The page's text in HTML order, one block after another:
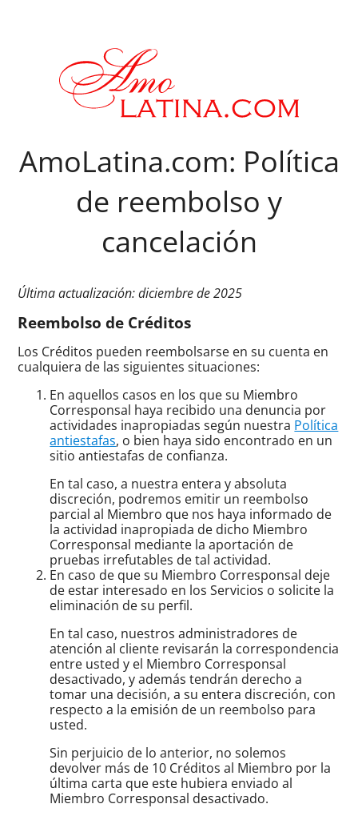
AmoLatina.com: Política
de reembolso y
cancelación
Última actualización: diciembre de 2025
Reembolso de Créditos
Los Créditos pueden reembolsarse en su cuenta en
cualquiera de las siguientes situaciones:
En aquellos casos en los que su Miembro
Corresponsal haya recibido una denuncia por
actividades inapropiadas según nuestra Política
antiestafas, o bien haya sido encontrado en un
sitio antiestafas de confianza.
En tal caso, a nuestra entera y absoluta
discreción, podremos emitir un reembolso
parcial al Miembro que nos haya informado de
la actividad inapropiada de dicho Miembro
Corresponsal mediante la aportación de
pruebas irrefutables de tal actividad.
En caso de que su Miembro Corresponsal deje
de estar interesado en los Servicios o solicite la
eliminación de su perfil.
En tal caso, nuestros administradores de
atención al cliente revisarán la correspondencia
entre usted y el Miembro Corresponsal
desactivado, y además tendrán derecho a
tomar una decisión, a su entera discreción, con
respecto a la emisión de un reembolso para
usted.
Sin perjuicio de lo anterior, no solemos
devolver más de 10 Créditos al Miembro por la
última carta que este hubiera enviado al
Miembro Corresponsal desactivado.